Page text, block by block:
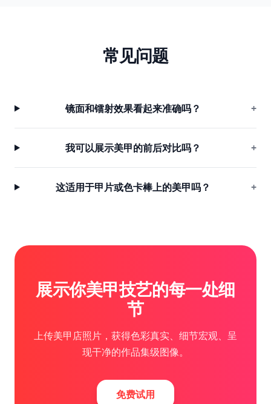
常见问题
镜面和镭射效果看起来准确吗？ +
我可以展示美甲的前后对比吗？ +
这适用于甲片或色卡棒上的美甲吗？ +
展示你美甲技艺的每一处细
节
上传美甲店照片，获得色彩真实、细节宏观、呈
现干净的作品集级图像。
免费试用